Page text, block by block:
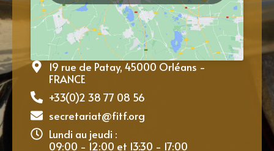
19 rue de Patay, 45000 Orléans -
FRANCE
+33(0)2 38 77 08 56
secretariat@fitf.org
Lundi au jeudi :
09:00 - 12:00 et 13:30 - 17:00